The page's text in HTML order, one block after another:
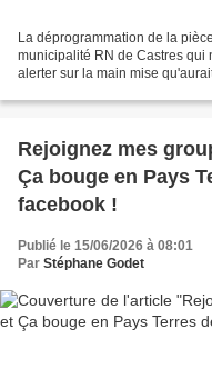
La déprogrammation de la
municipalité RN de Castres qui
alerter sur la main mise
Rejoignez mes
Ça bouge en Pays
facebook !
Publié le 15/06/2026 à 08:01
Par Stéphane Godet